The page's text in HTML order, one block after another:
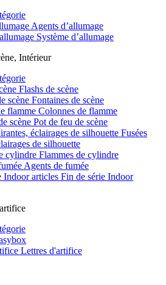
Agents d’allumage
Système d’allumage
Intérieur
Flashs de scène
Fontaines de scène
Colonnes de flamme
Pot de feu de scène
Fusées
de silhouette
Flammes de cylindre
Agents de fumée
Fin de série Indoor
Lettres d'artifice